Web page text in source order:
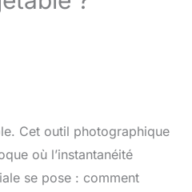
Cet outil photographique
où l’instantanéité
se pose : comment